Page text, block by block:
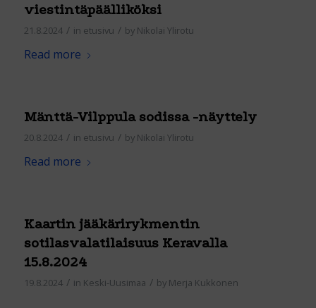
viestintäpäälliköksi
21.8.2024 / in etusivu / by Nikolai Ylirotu
Read more
Mänttä-Vilppula sodissa -näyttely
20.8.2024 / in etusivu / by Nikolai Ylirotu
Read more
Kaartin jääkärirykmentin
sotilasvalatilaisuus Keravalla
15.8.2024
19.8.2024 / in Keski-Uusimaa / by Merja Kukkonen